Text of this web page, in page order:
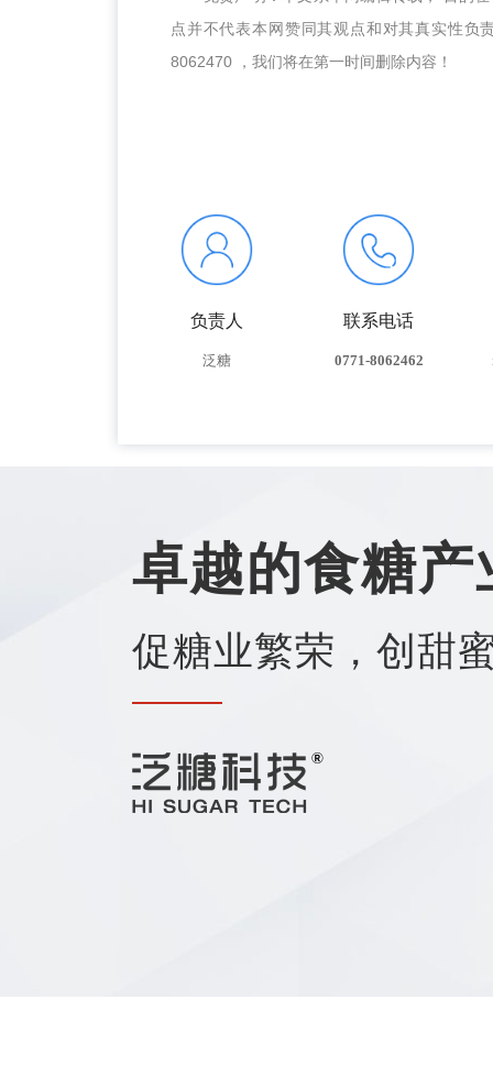
点并不代表本网赞同其观点和对其真实性负
8062470 ，我们将在第一时间删除内容！
负责人
泛糖
联系电话
0771-8062462
卓越的食糖
促糖业繁荣，创甜